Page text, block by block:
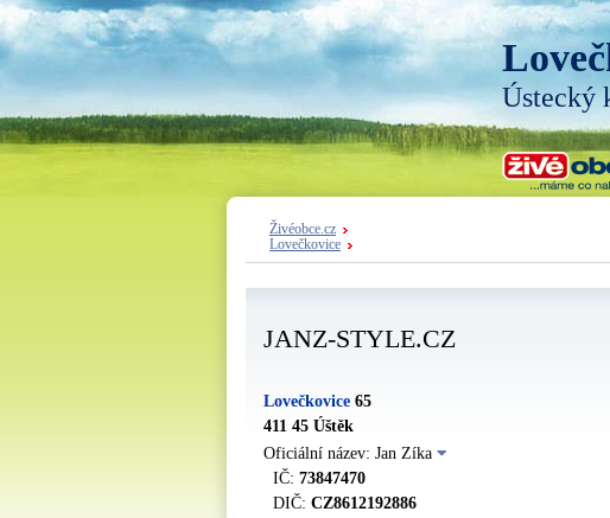
Ústecký
Živéobce.cz
Lovečkovice
JANZ-STYLE.CZ
Lovečkovice 65
411 45 Úštěk
Oficiální název: Jan Zíka
IČ: 73847470
DIČ: CZ8612192886